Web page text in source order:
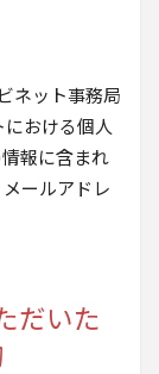
ネット事務局
における個人
報に含まれ
ールアドレ
だいた